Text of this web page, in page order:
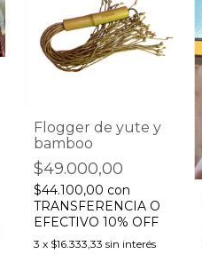
Flogger de yute y
bamboo
$49.000,00
$44.100,00 con
TRANSFERENCIA O
EFECTIVO 10% OFF
3 x $16.333,33 sin interés